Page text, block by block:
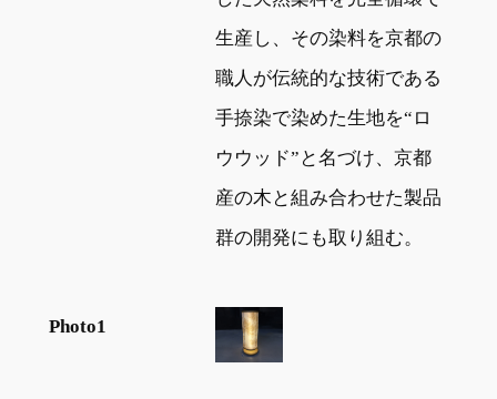
生産し、その染料を京都の
職人が伝統的な技術である
手捺染で染めた生地を“ロ
ウウッド”と名づけ、京都
産の木と組み合わせた製品
群の開発にも取り組む。
Photo1